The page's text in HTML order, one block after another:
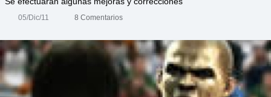
05/Dic/11 8 Comentarios